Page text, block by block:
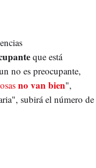
que está
no es preocupante,
no van bien",
subirá el número de